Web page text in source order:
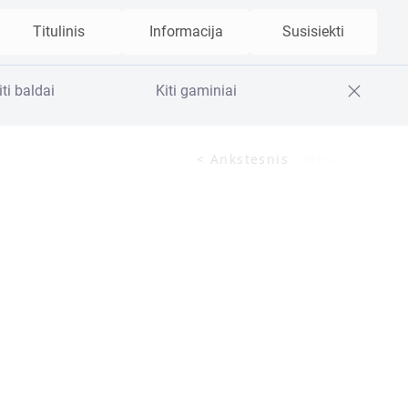
Titulinis Informacija Susisiekti
baldai Kiti gaminiai
< Ankstesnis